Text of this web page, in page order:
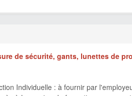
de sécurité, gants, lunettes de
Individuelle : à fournir par